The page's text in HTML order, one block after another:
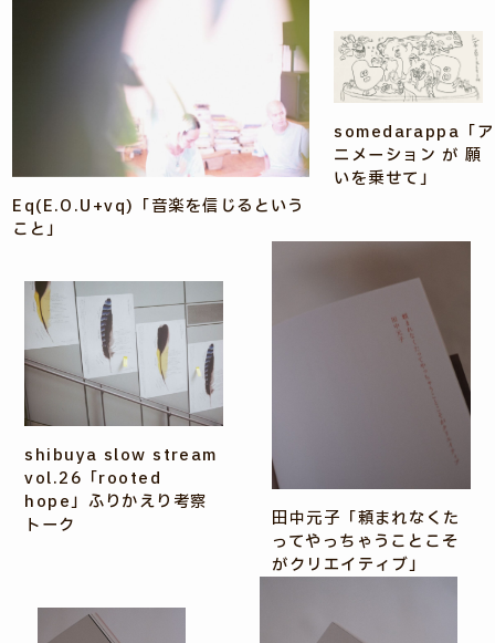
Eq(E.O.U+vq)「音楽を信じるという
こと」
somedarappa「ア
ニメーション が 願
いを乗せて」
shibuya slow stream
vol.26「rooted
hope」ふりかえり考察
トーク
田中元子「頼まれなくた
ってやっちゃうことこそ
がクリエイティブ」